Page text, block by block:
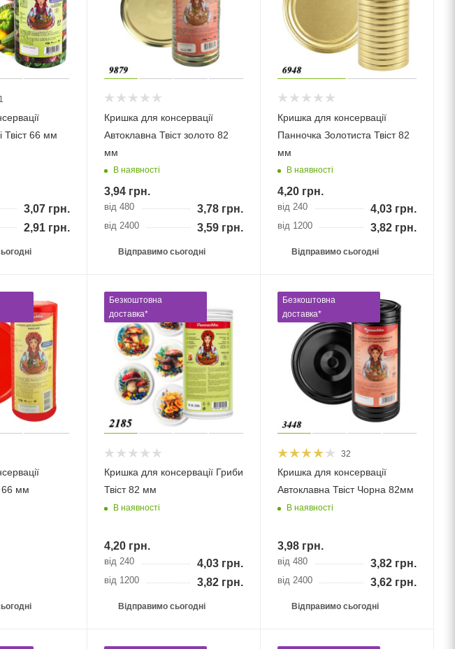
Твіст 66 мм
3,07грн.
2,91грн.
Кришка для консервації
Автоклавна Твіст золото 82
мм
В наявності
3,94грн.
від 480 3,78грн.
від 2400 3,59грн.
Відправимо сьогодні
Кришка для консервації
Панночка Золотиста Твіст 82
мм
В наявності
4,20грн.
від 240 4,03 грн.
від 1200 3,82 грн.
Відправимо сьогодні
66 мм
Безкоштовна
доставка*
Кришка для консервації Гриби
Твіст 82 мм
В наявності
4,20грн.
від 240 4,03грн.
від 1200 3,82грн.
Відправимо сьогодні
Безкоштовна
доставка*
32
Кришка для консервації
Автоклавна Твіст Чорна 82мм
В наявності
3,98грн.
від 480 3,82 грн.
від 2400 3,62 грн.
Відправимо сьогодні